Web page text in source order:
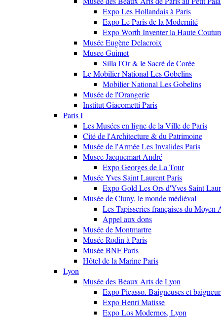
Expo Les Hollandais à Paris
Expo Le Paris de la Modernité
Expo Worth Inventer la Haute
Musée Eugène Delacroix
Musee Guimet
Silla l'Or & le Sacré de Corée
Le Mobilier National Les Gobelins
Mobilier National Les Gobelins
Musée de l'Orangerie
Institut Giacometti Paris
Paris I
Les Musées en ligne de la Ville de Paris
Cité de l'Architecture & du Patrimoine
Musée de l'Armée Les Invalides Paris
Musee Jacquemart André
Expo Georges de La Tour
Musée Yves Saint Laurent Paris
Expo Gold Les Ors d'Yves Saint
Musée de Cluny, le monde médiéval
Les Tapisseries françaises du Moyen
Appel aux dons
Musée de Montmartre
Musée Rodin à Paris
Musée BNF Paris
Hôtel de la Marine Paris
Lyon
Musée des Beaux Arts de Lyon
Expo Picasso. Baigneuses et
Expo Henri Matisse
Expo Los Modernos, Lyon